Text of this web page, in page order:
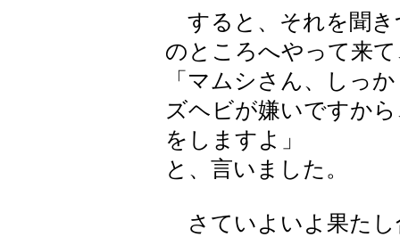
すると、それを聞き
のところへやって来
「マムシさん、しっ
ズヘビが嫌いですか
をしますよ」
と、言いました。
さていよいよ果たし